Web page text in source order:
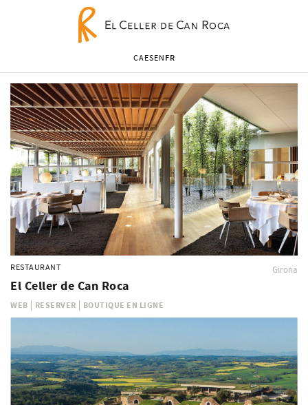
CAESENFR
RESTAURANT
El Celler de Can Roca
WEB RESERVER BOUTIQUE EN LIGNE
Girona